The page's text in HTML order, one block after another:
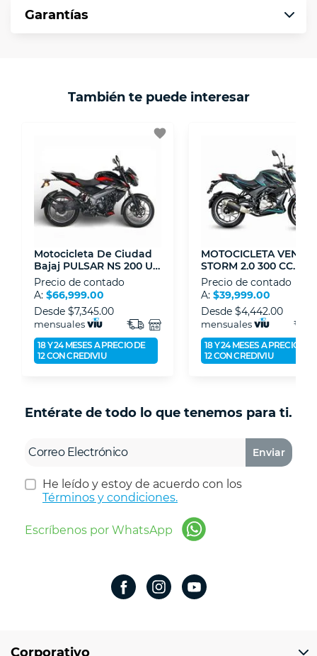
*Sujeto a aprobación de crédito conforme a
norma de VIU.
segura de principio a fin.
- Certificados de seguridad SSL y Encriptación
- Sello de confianza correspondiente,
disposiciones legales y Códigos de Ética de la
Asociación Mexicana de Internet (AIMX).
- Nos encontramos en la lista de socios Activos
de la Asociación de Internet.MX.
Garantías
También te puede interesar
favorite
Motocicleta De Ciudad
Bajaj PULSAR NS 200 UG
200 CC Negro / Rojo
Precio de contado
A: $66,999.00
Desde $7,345.00
mensuales
18 Y 24 MESES A PRECIO DE
12 CON CREDIVIU
MOTOCICLETA VENTO
STORM 2.0 300 CC
NEGRO
Precio de contado
A: $39,999.00
Desde $4,442.00
mensuales
18 Y 24 MESES A PRECIO DE
12 CON CREDIVIU
Entérate de todo lo que tenemos para ti.
Enviar
He leído y estoy de acuerdo con los
Términos y condiciones.
Escríbenos por WhatsApp
Corporativo